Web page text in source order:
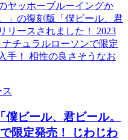
ヤッホーブルーイングか
」の復刻版「僕ビール、君
リースされました！ 2023
チュラルローソンで限定
手！ 相性の良さそうなお
ビール、君ビール。
限定発売！ じわじわ